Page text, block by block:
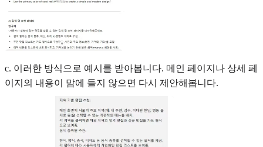
c. 이러한 방식으로 예시를 받아봅니다. 메인 페이지나 상세 페
이지의 내용이 맘에 들지 않으면 다시 제안해봅니다.